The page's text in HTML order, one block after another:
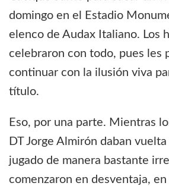
domingo en el Estadio
elenco de Audax Italiano. Los
celebraron con todo, pues les
continuar con la ilusión viva
título.
Eso, por una parte. Mientras
DT Jorge Almirón daban
jugado de manera bastante
comenzaron en desventaja, en